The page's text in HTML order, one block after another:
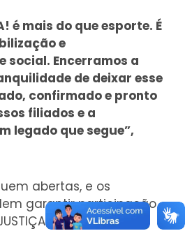
é mais do que esporte. É
e
social. Encerramos a
de deixar esse
confirmado e pronto
filiados e a
legado que segue”,
abertas, e os
garantir participação